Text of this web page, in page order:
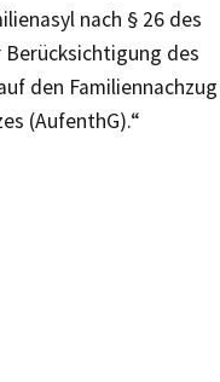
nach § 26 des
des
den Familiennachzug
(AufenthG).“